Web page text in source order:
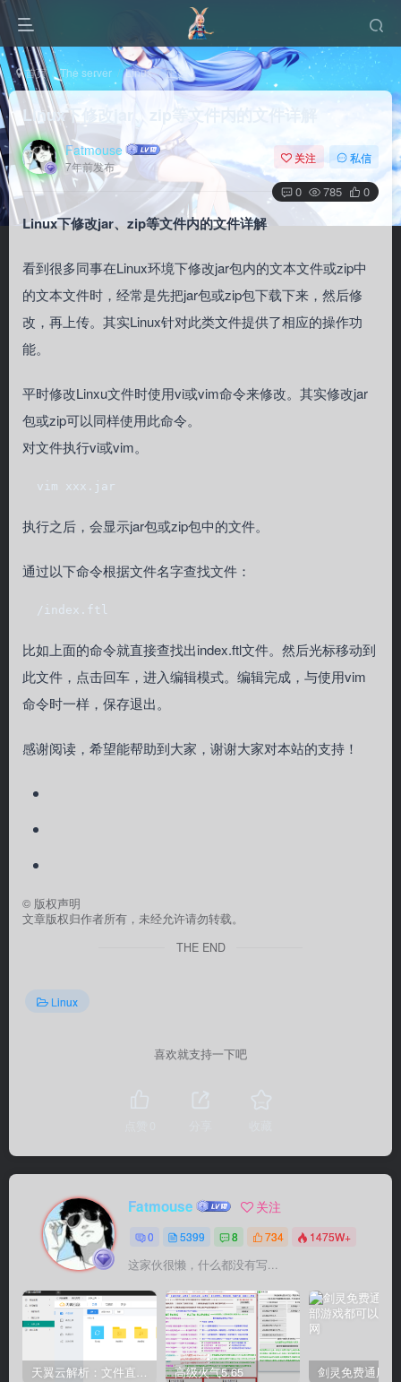
首页 The server Linux 正文
Linux下修改jar、zip等文件内的文件详解
Fatmouse
7年前发布
关注 私信
0 785 0
Linux下修改jar、zip等文件内的文件详解
看到很多同事在Linux环境下修改jar包内的文本文件或zip中
的文本文件时，经常是先把jar包或zip包下载下来，然后修
改，再上传。其实Linux针对此类文件提供了相应的操作功
能。
平时修改Linxu文件时使用vi或vim命令来修改。其实修改jar
包或zip可以同样使用此命令。
对文件执行vi或vim。
  vim xxx.jar
执行之后，会显示jar包或zip包中的文件。
通过以下命令根据文件名字查找文件：
  /index.ftl
比如上面的命令就直接查找出index.ftl文件。然后光标移动到
此文件，点击回车，进入编辑模式。编辑完成，与使用vim
命令时一样，保存退出。
感谢阅读，希望能帮助到大家，谢谢大家对本站的支持！
© 版权声明
文章版权归作者所有，未经允许请勿转载。
THE END
Linux
喜欢就支持一下吧
Fatmouse 关注
0 5399 8 734 1475W+
这家伙很懒，什么都没有写...
天翼云解析：文件直链获取源码 高级火气5.65